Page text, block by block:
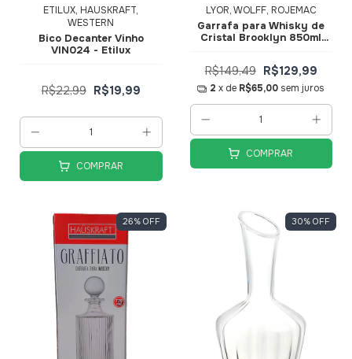
ETILUX, HAUSKRAFT,
WESTERN
Bico Decanter Vinho
VIN024 - Etilux
R$22,99 R$19,99
COMPRAR
LYOR, WOLFF, ROJEMAC
Garrafa para Whisky de
Cristal Brooklyn 850ml
R$149,49 R$129,99
2 x de R$65,00 sem juros
COMPRAR
26% OFF 30% OFF